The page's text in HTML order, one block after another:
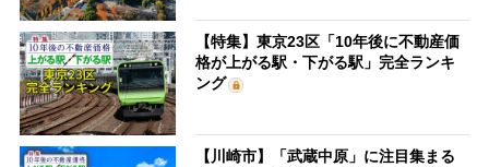
【特集】東京23区「10年後に不動産価
格が上がる駅・下がる駅」完全ランキ
ング
【川崎市】「武蔵中原」に注目集まる